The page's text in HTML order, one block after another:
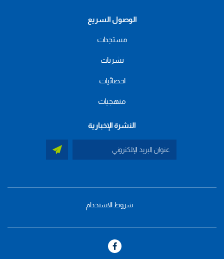
الوصول السريع
مستجدات
نشريات
احصائيات
منهجيات
النشرة الإخبارية
footer
شروط الاستخدام